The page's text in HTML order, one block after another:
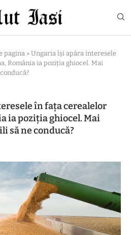
pagina » Ungaria își apăra interesele
România ia poziția ghiocel. Mai
în fața cerealelor
ia poziția ghiocel. Mai
să ne conducă?